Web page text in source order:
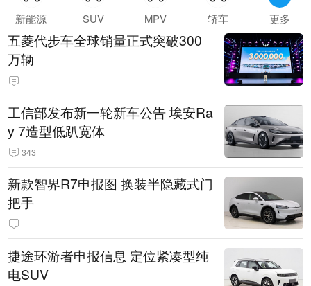
新能源 SUV MPV 轿车 更多
五菱代步车全球销量正式突破300
万辆
工信部发布新一轮新车公告 埃安Ra
y 7造型低趴宽体
343
新款智界R7申报图 换装半隐藏式门
把手
捷途环游者申报信息 定位紧凑型纯
电SUV